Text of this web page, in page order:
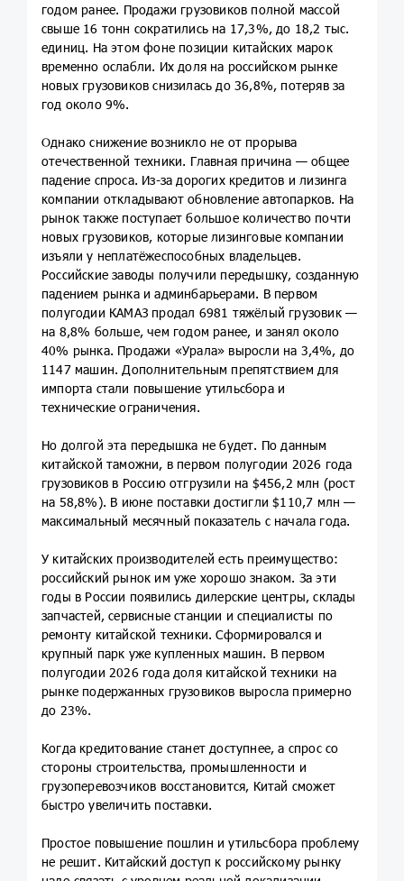
годом ранее. Продажи грузовиков полной массой
свыше 16 тонн сократились на 17,3%, до 18,2 тыс.
единиц. На этом фоне позиции китайских марок
временно ослабли. Их доля на российском рынке
новых грузовиков снизилась до 36,8%, потеряв за
год около 9%.
Однако снижение возникло не от прорыва
отечественной техники. Главная причина — общее
падение спроса. Из-за дорогих кредитов и лизинга
компании откладывают обновление автопарков. На
рынок также поступает большое количество почти
новых грузовиков, которые лизинговые компании
изъяли у неплатёжеспособных владельцев.
Российские заводы получили передышку, созданную
падением рынка и админбарьерами. В первом
полугодии КАМАЗ продал 6981 тяжёлый грузовик —
на 8,8% больше, чем годом ранее, и занял около
40% рынка. Продажи «Урала» выросли на 3,4%, до
1147 машин. Дополнительным препятствием для
импорта стали повышение утильсбора и
технические ограничения.
Но долгой эта передышка не будет. По данным
китайской таможни, в первом полугодии 2026 года
грузовиков в Россию отгрузили на $456,2 млн (рост
на 58,8%). В июне поставки достигли $110,7 млн —
максимальный месячный показатель с начала года.
У китайских производителей есть преимущество:
российский рынок им уже хорошо знаком. За эти
годы в России появились дилерские центры, склады
запчастей, сервисные станции и специалисты по
ремонту китайской техники. Сформировался и
крупный парк уже купленных машин. В первом
полугодии 2026 года доля китайской техники на
рынке подержанных грузовиков выросла примерно
до 23%.
Когда кредитование станет доступнее, а спрос со
стороны строительства, промышленности и
грузоперевозчиков восстановится, Китай сможет
быстро увеличить поставки.
Простое повышение пошлин и утильсбора проблему
не решит. Китайский доступ к российскому рынку